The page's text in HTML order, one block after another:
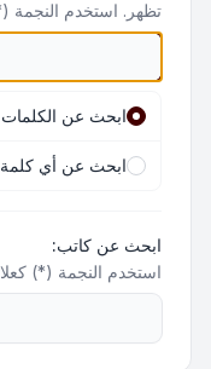
تظهر. استخدم النجمة
ابحث عن
ابحث عن أي كلمة
ابحث عن كاتب:
استخدم النجمة (*)